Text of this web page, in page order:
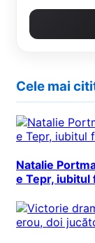
Cele mai
Natalie
e Tepr, iubitul